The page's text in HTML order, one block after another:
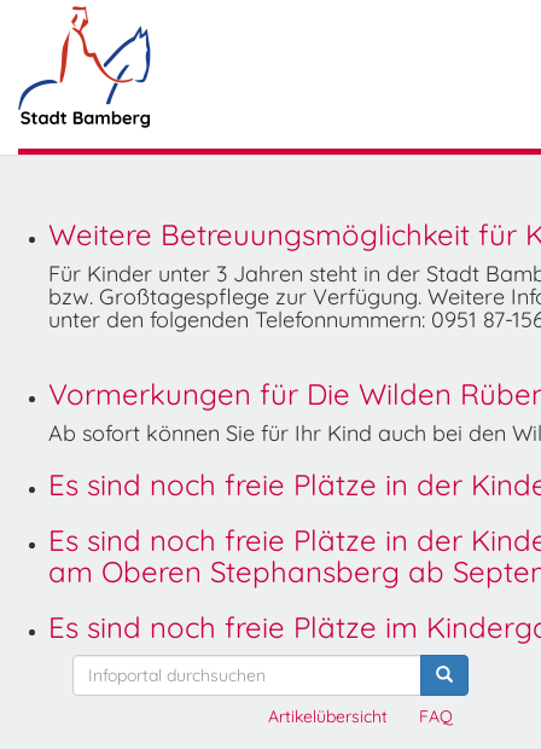
Weitere Betreuungsmöglichkeit für
Für Kinder unter 3 Jahren steht in der Stadt
bzw. Großtagespflege zur Verfügung. Weitere
unter den folgenden Telefonnummern: 0951 87-
Vormerkungen für Die Wilden
Ab sofort können Sie für Ihr Kind auch bei den
Es sind noch freie Plätze in der
Es sind noch freie Plätze in der
am Oberen Stephansberg ab
Es sind noch freie Plätze im
FAQ
Artikelübersicht